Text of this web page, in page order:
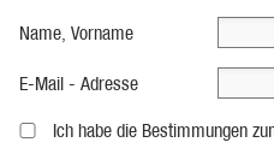
Name, Vorname
E-Mail - Adresse
Ich habe die Bestimmungen